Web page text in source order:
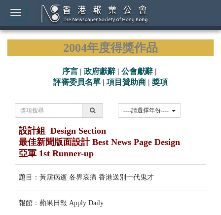
2004年度得獎作品
序言 | 政府獻辭 | 公會獻辭 |
評審委員名單 | 項目贊助商 | 獎項
設計組 Design Section
最佳新聞版面設計 Best News Page Design
亞軍 1st Runner-up
題目：黃霑病逝 各界哀痛 香港送別一代鬼才
報館：蘋果日報 Apply Daily